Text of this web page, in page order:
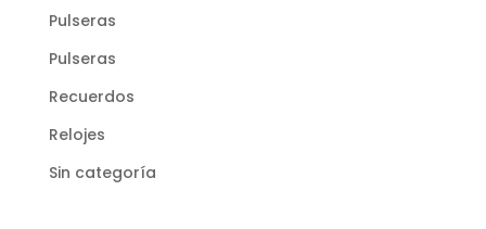
Pulseras
Pulseras
Recuerdos
Relojes
Sin categoría